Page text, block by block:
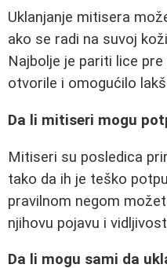
Uklanjanje mitisera
ako se radi na suvoj
Najbolje je pariti lice
otvorile i omogućilo
Da li mitiseri mogu
Mitiseri su posledica
tako da ih je teško
pravilnom negom
njihovu pojavu i
Da li mogu sami da